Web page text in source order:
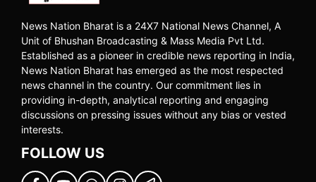
News Nation Bharat is a 24X7 National News Channel, A
Unit of Bhushan Broadcasting & Mass Media Pvt Ltd.
Established as a pioneer in credible news reporting in India,
News Nation Bharat has emerged as the most respected
news channel in the country. Our commitment lies in
providing in-depth, analytical reporting and engaging
discussions on pressing issues without any bias or vested
interests.
FOLLOW US